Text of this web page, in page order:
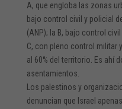
A, que engloba las zonas
bajo control civil y policial
(ANP); la B, bajo control
C, con pleno control militar
al 60% del territorio. Es ahí
asentamientos.
Los palestinos y
denuncian que Israel